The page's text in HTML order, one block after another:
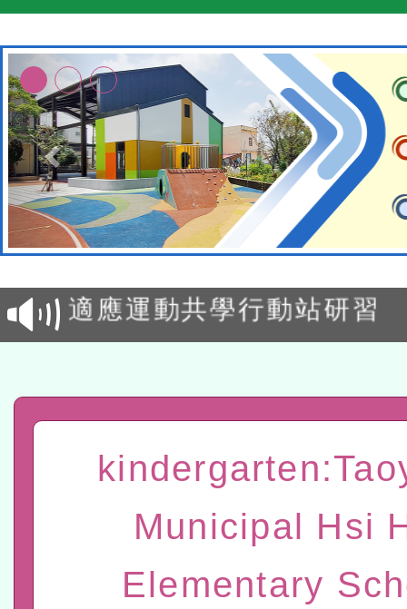
本校115學年度第2次代理
結果公告(無人報名，續辦
適應運動共學行動站研習
本館辦理115年度閱讀磐
讀推動專業研習
科技賦能─人工智慧(AI)工
「數位內容與教學軟體線
有關大陸委員會函釋公務
赴陸應申請許可一案
轉知經濟部水利署委託財
Municipal Hsi
Elementary